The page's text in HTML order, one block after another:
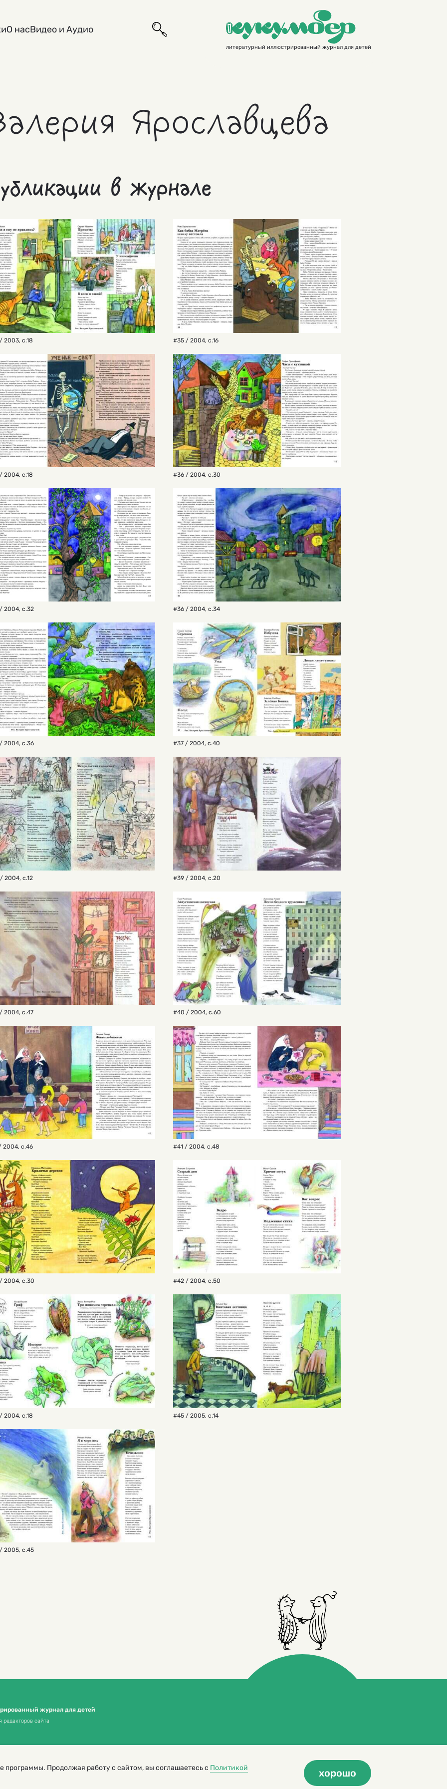
О насВидео и Аудио
литературный иллюстрированный журнал для детей
Ярославцева
в журнале
2003, с.18 #35 / 2004, с.16
2004, с.18 #36 / 2004, с.30
2004, с.32 #36 / 2004, с.34
2004, с.36 #37 / 2004, с.40
2004, с.12 #39 / 2004, с.20
2004, с.47 #40 / 2004, с.60
2004, с.46 #41 / 2004, с.48
2004, с.30 #42 / 2004, с.50
2004, с.18 #45 / 2005, с.14
2005, с.45
журнал для детей
сайта
Продолжая работу с сайтом, вы соглашаетесь с Политикой хорошо